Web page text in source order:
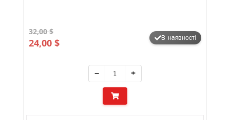
32,00 $
24,00 $ В наявності
− +